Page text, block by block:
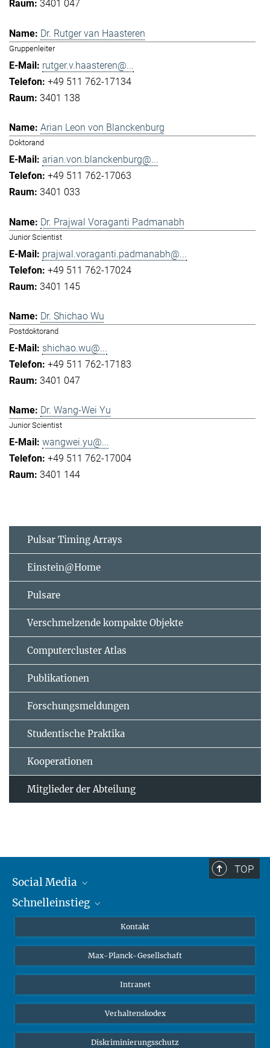
3401 047
Dr. Rutger van Haasteren
Gruppenleiter
rutger.v.haasteren@...
+49 511 762-17134
3401 138
Arian Leon von Blanckenburg
Doktorand
arian.von.blanckenburg@...
+49 511 762-17063
3401 033
Dr. Prajwal Voraganti Padmanabh
Junior Scientist
prajwal.voraganti.padmanabh@...
+49 511 762-17024
3401 145
Dr. Shichao Wu
Postdoktorand
shichao.wu@...
+49 511 762-17183
3401 047
Dr. Wang-Wei Yu
Junior Scientist
wangwei.yu@...
+49 511 762-17004
3401 144
Pulsar Timing Arrays
Einstein@Home
Pulsare
Verschmelzende kompakte Objekte
Computercluster Atlas
Publikationen
Forschungsmeldungen
Studentische Praktika
Kooperationen
Mitglieder der Abteilung
TOP
Social Media
Mastodon
Schnelleinstieg
Studierende
Schüler*innen
Öffentlichkeit
Alumnae | Alumni
Kontakt
Max-Planck-Gesellschaft
Intranet
Verhaltenskodex
Diskriminierungsschutz